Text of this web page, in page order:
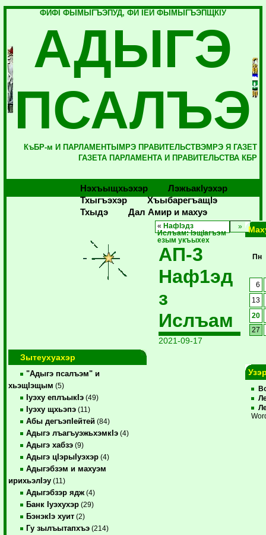
ФИФI ФЫМЫГЪЭПУД, ФИ IЕЙ ФЫМЫГЪЭПЩКIУ
АДЫГЭ
ПСАЛЪЭ
КъБР-м И ПАРЛАМЕНТЫМРЭ ПРАВИТЕЛЬСТВЭМРЭ Я ГАЗЕТ
ГАЗЕТА ПАРЛАМЕНТА И ПРАВИТЕЛЬСТВА КБР
Нэхъыщхьэхэр
Лэжьакlуэхэр
Тхыгъэхэр
Хъыбарегъащlэ
Тхыдэ
Дал Амир и махуэ
Зытеухуахэр
"Адыгэ псалъэм" и
хьэщIэщым (5)
Iуэху еплъыкIэ (49)
Iуэху щхьэпэ (11)
Абы дегъэпIейтей (84)
Адыгэ лъагъуэжьхэмкIэ (4)
Адыгэ хабзэ (9)
Адыгэ цIэрыIуэхэр (4)
Адыгэбзэм и махуэм
ирихьэлIэу (11)
Адыгэбзэр ядж (4)
Банк Iуэхухэр (29)
БэнэкIэ хуит (2)
Гу зылъытапхъэ (214)
« НафIэдз
Ислъам: IэщIагъэм
езым укъыхех
АП-3
Наф1эд
з
Ислъам
2021-09-17
Пн
6
13
20
27